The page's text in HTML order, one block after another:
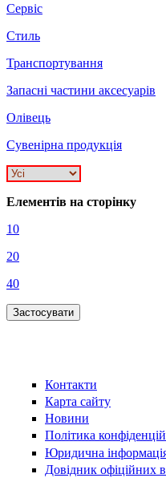
Сервіс
Стиль
Транспортування
Запасні частини аксесуарів
Олівець
Сувенірна продукція
Елементів на сторінку
10
20
40
Контакти
Карта сайту
Новини
Політика
Юридична
Довідник офіційних